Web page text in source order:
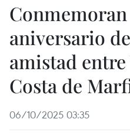
Conmemoran
aniversario
amistad
Costa de
06/10/2025 03:35